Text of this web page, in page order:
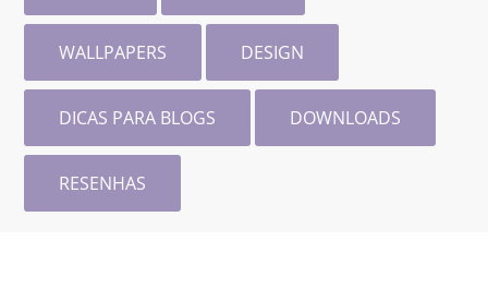
WALLPAPERS DESIGN
DICAS PARA BLOGS DOWNLOADS
RESENHAS